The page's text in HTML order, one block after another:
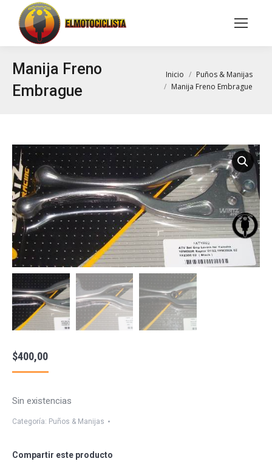
Buscar:
Manija Freno
Embrague
Estás aquí:Inicio
Puños & Manijas
Manija Freno Embrague
$400,00
Sin existencias
Categoría: Puños & Manijas
Compartir este producto